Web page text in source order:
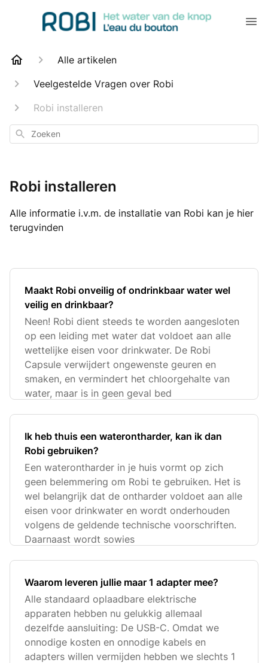
Alle artikelen
Veelgestelde Vragen over Robi
Robi installeren
Zoeken
Robi installeren
Alle informatie i.v.m. de installatie van Robi kan je hier
terugvinden
Maakt Robi onveilig of ondrinkbaar water wel
veilig en drinkbaar?
Neen! Robi dient steeds te worden aangesloten
op een leiding met water dat voldoet aan alle
wettelijke eisen voor drinkwater. De Robi
Capsule verwijdert ongewenste geuren en
smaken, en vermindert het chloorgehalte van
water, maar is in geen geval bed
Ik heb thuis een waterontharder, kan ik dan
Robi gebruiken?
Een waterontharder in je huis vormt op zich
geen belemmering om Robi te gebruiken. Het is
wel belangrijk dat de ontharder voldoet aan alle
eisen voor drinkwater en wordt onderhouden
volgens de geldende technische voorschriften.
Daarnaast wordt sowies
Waarom leveren jullie maar 1 adapter mee?
Alle standaard oplaadbare elektrische
apparaten hebben nu gelukkig allemaal
dezelfde aansluiting: De USB-C. Omdat we
onnodige kosten en onnodige kabels en
adapters willen vermijden hebben we slechts 1